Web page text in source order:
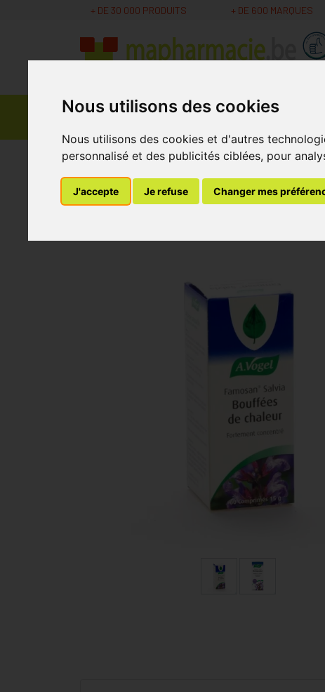
Nous utilisons des cookies
Nous utilisons des cookies et d'autres
personnalisé et des publicités ciblées, pour
J'accepte Je refuse Changer mes
+ DE 30 000 PRODUITS + DE 600 MARQUES
Promos Médicaments
Parapharmacie -
MaPharmacie.be Parapharmacie - Cosmétiques
Vogel Famosan